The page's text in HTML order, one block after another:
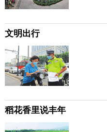
文明出行
稻花香里说丰年